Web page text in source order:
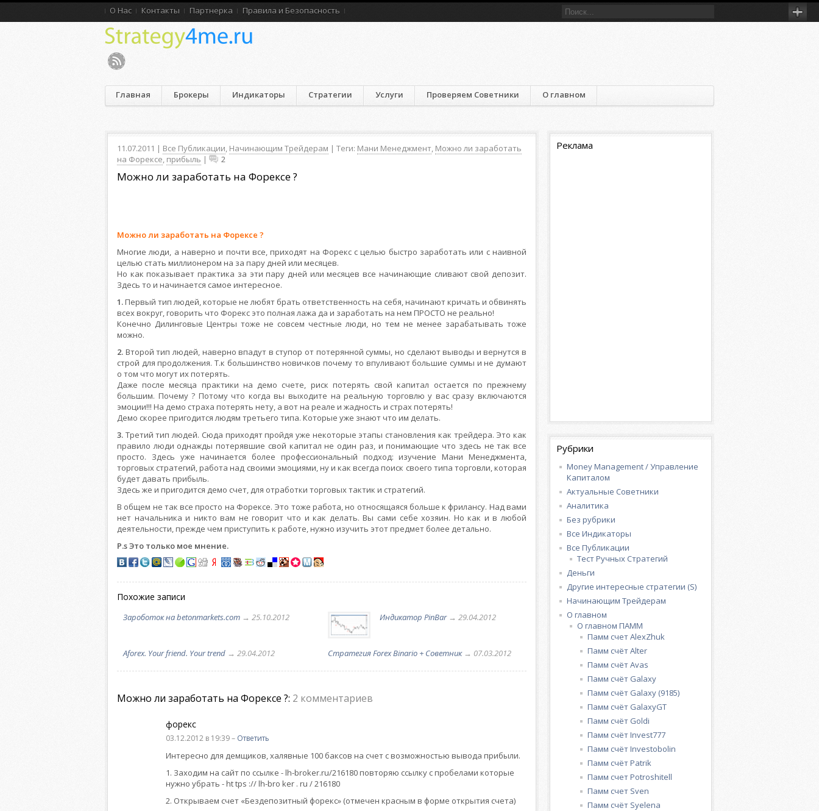
О Нас Контакты Партнерка Правила и Безопасность
Главная Брокеры Индикаторы Стратегии Услуги Проверяем Советники О главном
11.07.2011 | Все Публикации, Начинающим Трейдерам | Теги: Мани Менеджмент, Можно ли заработать
на Форексе, прибыль | 2
Можно ли заработать на Форексе ?
Можно ли заработать на Форексе ?
Многие люди, а наверно и почти все, приходят на Форекс с целью быстро заработать или с наивной
целью стать миллионером на за пару дней или месяцев.
Но как показывает практика за эти пару дней или месяцев все начинающие сливают свой депозит.
Здесь то и начинается самое интересное.
1.Первый тип людей, которые не любят брать ответственность на себя, начинают кричать и обвинять
всех вокруг, говорить что Форекс это полная лажа да и заработать на нем ПРОСТО не реально!
Конечно Дилинговые Центры тоже не совсем честные люди, но тем не менее зарабатывать тоже
можно.
2. Второй тип людей, наверно впадут в ступор от потерянной суммы, но сделают выводы и вернутся в
строй для продолжения. Т.к большинство новичков почему то впуливают большие суммы и не думают
о том что могут их потерять.
Даже после месяца практики на демо счете, риск потерять свой капитал остается по прежнему
большим. Почему ? Потому что когда вы выходите на реальную торговлю у вас сразу включаются
эмоции!!! На демо страха потерять нету, а вот на реале и жадность и страх потерять!
Демо скорее пригодится людям третьего типа. Которые уже знают что им делать.
3. Третий тип людей. Сюда приходят пройдя уже некоторые этапы становления как трейдера. Это как
правило люди однажды потерявшие свой капитал не один раз, и понимающие что здесь не так все
просто. Здесь уже начинается более профессиональный подход: изучение Мани Менеджмента,
торговых стратегий, работа над своими эмоциями, ну и как всегда поиск своего типа торговли, которая
будет давать прибыль.
Здесь же и пригодится демо счет, для отработки торговых тактик и стратегий.
В общем не так все просто на Форексе. Это тоже работа, но относящаяся больше к фрилансу. Над вами
нет начальника и никто вам не говорит что и как делать. Вы сами себе хозяин. Но как и в любой
деятельности, прежде чем приступить к работе, нужно изучить этот предмет более детально.
P.s Это только мое мнение.
Похожие записи
Зароботок на betonmarkets.com → 25.10.2012 Индикатор PinBar → 29.04.2012
Aforex. Your friend. Your trend → 29.04.2012 Стратегия Forex Binario + Советник → 07.03.2012
Можно ли заработать на Форексе ?: 2 комментариев
форекс
03.12.2012 в 19:39 – Ответить
Интересно для демщиков, халявные 100 баксов на счет с возможностью вывода прибыли.
1. Заходим на сайт по ссылке - lh-broker.ru/216180 повторяю ссылку с пробелами которые
нужно убрать - ht tps :// lh-bro ker . ru / 216180
2. Открываем счет «Бездепозитный форекс» (отмечен красным в форме открытия счета)
Реклама
Рубрики
Money Management / Управление
Капиталом
Актуальные Советники
Аналитика
Без рубрики
Все Индикаторы
Все Публикации
Тест Ручных Стратегий
Деньги
Другие интересные стратегии (S)
Начинающим Трейдерам
О главном
О главном ПАММ
Памм счет AlexZhuk
Памм счёт Alter
Памм счёт Avas
Памм счёт Galaxy
Памм счёт Galaxy (9185)
Памм счёт GalaxyGT
Памм счёт Goldi
Памм счёт Invest777
Памм счёт Investobolin
Памм счёт Patrik
Памм счет Potroshitell
Памм счет Sven
Памм счёт Syelena